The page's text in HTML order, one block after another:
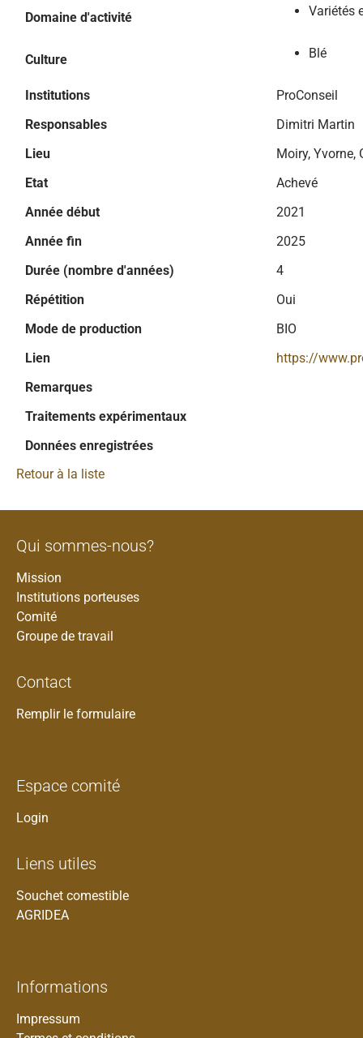
Domaine d'activité Variétés
Culture Blé
Institutions
ProConseil
Responsables
Dimitri Martin
Lieu
Moiry, Yvorne,
Etat
Achevé
Année début
2021
Année fin
2025
Durée (nombre d'années)
4
Répétition
Oui
Mode de production
BIO
Lien
https://
Remarques
Traitements expérimentaux
Données enregistrées
Retour à la liste
Qui sommes-nous?
Mission
Institutions porteuses
Comité
Groupe de travail
Contact
Remplir le formulaire
Espace comité
Login
Liens utiles
Souchet comestible
AGRIDEA
Informations
Impressum